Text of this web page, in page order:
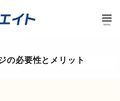
の必要性とメリット